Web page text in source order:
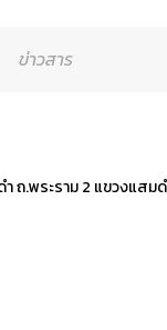
ข่าวสาร
ถ.พระราม 2 แขวงแสม